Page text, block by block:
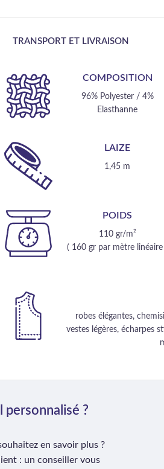
TRANSPORT ET LIVRAISON
COMPOSITION
96% Polyester / 4%
Elasthanne
LAIZE
1,45 m
POIDS
110 gr/m²
( 160 gr par mètre linéaire
robes élégantes,
vestes légères, écharpes
personnalisé ?
en savoir plus ?
: un conseiller vous